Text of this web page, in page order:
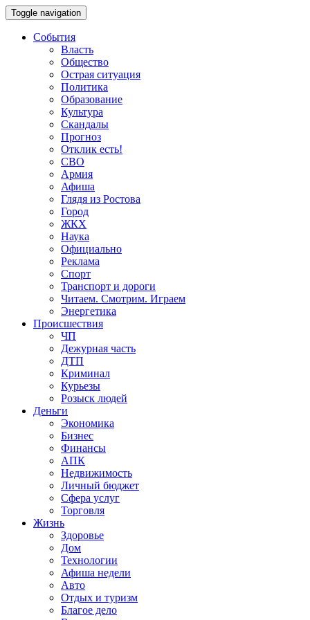
Toggle navigation
События
Власть
Общество
Острая ситуация
Политика
Образование
Культура
Скандалы
Прогноз
Отклик есть!
СВО
Армия
Афиша
Глядя из Ростова
Город
ЖКХ
Наука
Официально
Реклама
Спорт
Транспорт и дороги
Читаем. Смотрим. Играем
Энергетика
Происшествия
ЧП
Дежурная часть
ДТП
Криминал
Курьезы
Розыск людей
Деньги
Экономика
Бизнес
Финансы
АПК
Недвижимость
Личный бюджет
Сфера услуг
Торговля
Жизнь
Здоровье
Дом
Технологии
Афиша недели
Авто
Отдых и туризм
Благое дело